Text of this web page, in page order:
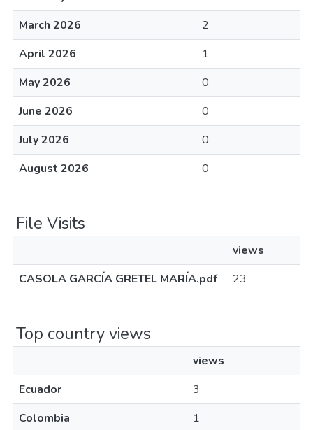
March 2026
2
April 2026
1
May 2026
0
June 2026
0
July 2026
0
August 2026
0
File Visits
views
CASOLA GARCÍA GRETEL MARÍA.pdf
23
Top country views
views
Ecuador
3
Colombia
1